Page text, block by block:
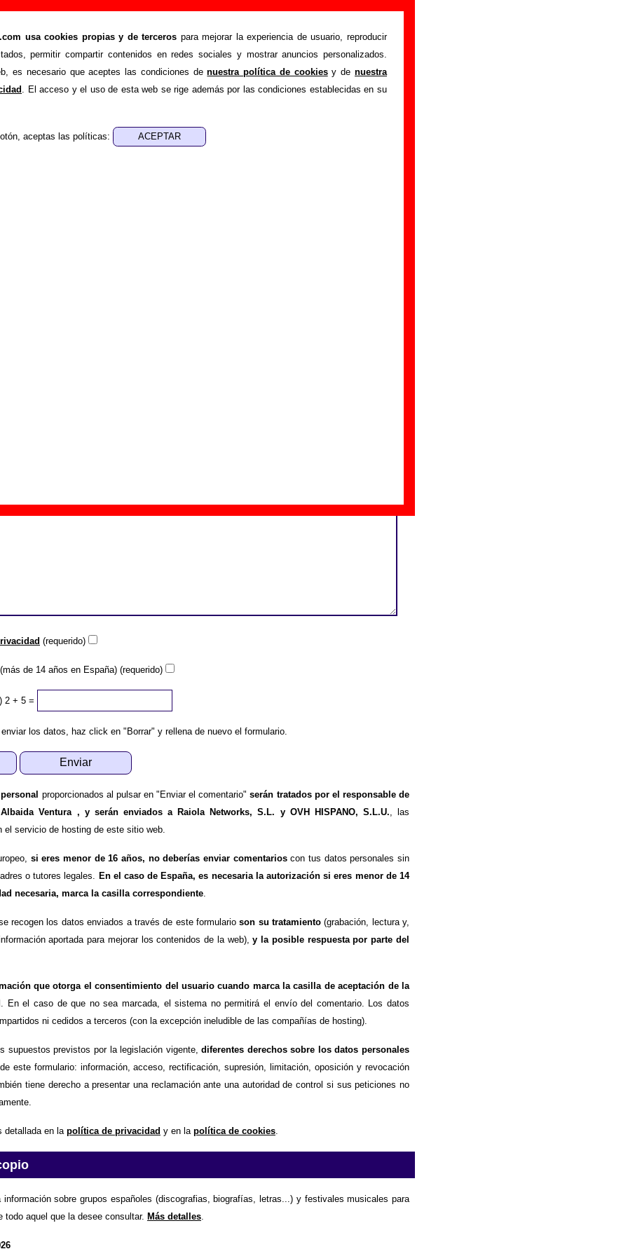
usa cookies propias y de terceros para mejorar la experiencia de usuario, reproducir
permitir compartir contenidos en redes sociales y mostrar anuncios personalizados.
es necesario que aceptes las condiciones denuestra política de cookiesy denuestra
. El acceso y el uso de esta web se rige además por las condiciones establecidas en su
aceptas las políticas:
Mi Ascensor - Añadir o corregir información
En Mi Ascensor >Añadir
adicional, puedes enviar nueva información o corregir la existente mediante el
o escribiendo un e-mail a guialven@musicoscopio.com.Gracias por tu
(requerido)
de 14 años en España) (requerido)
2 + 5 =
los datos, haz click en "Borrar" y rellena de nuevo el formulario.
proporcionados al pulsar en "Enviar el comentario"serán tratados por el responsable de
Ventura , y serán enviados a Raiola Networks, S.L. y OVH HISPANO, S.L.U. , las
el servicio de hosting de este sitio web.
si eres menor de 16 años, no deberías enviar comentarioscon tus datos personales sin
o tutores legales.
En el caso de España, es necesaria la autorización si eres menor de 14
necesaria, marca la casilla correspondiente
recogen los datos enviados a través de este formularioson su tratamiento(grabación, lectura y,
aportada para mejorar los contenidos de la web),y la posible respuesta por parte del
que otorga el consentimiento del usuario cuando marca la casilla de aceptación de la
. En el caso de que no sea marcada, el sistema no permitirá el envío del comentario. Los datos
ni cedidos a terceros (con la excepción ineludible de las compañías de hosting).
supuestos previstos por la legislación vigente,diferentes derechos sobre los datos personales
este formulario: información, acceso, rectificación, supresión, limitación, oposición y revocación
tiene derecho a presentar una reclamación ante una autoridad de control si sus peticiones no
detallada en la política de privacidad y en la política de cookies
información sobre grupos españoles (discografias, biografías, letras...) y festivales musicales para
todo aquel que la desee consultar. Más detalles.